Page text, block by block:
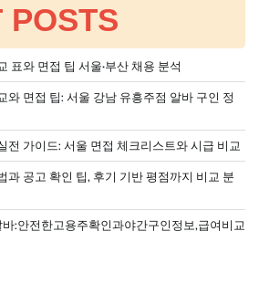
POSTS
표와 면접 팁 서울·부산 채용 분석
와 면접 팁: 서울 강남 유흥주점 알바 구인 정
전 가이드: 서울 면접 체크리스트와 시급 비교
과 공고 확인 팁, 후기 기반 평점까지 비교 분
:안전한고용주확인과야간구인정보,급여비교